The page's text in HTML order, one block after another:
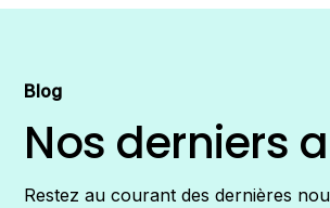
Blog
Nos derniers
Restez au courant des dernières